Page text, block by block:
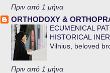
Πριν από 1 μήνα
ORTHODOXY &
ECUMENICAL
HISTORICAL
Vilnius, beloved
Πριν από 1 μήνα